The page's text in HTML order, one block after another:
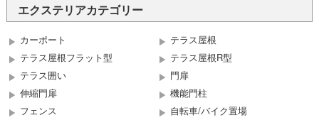
エクステリアカテゴリー
カーポート
テラス屋根
テラス屋根フラット型
テラス屋根R型
テラス囲い
門扉
伸縮門扉
機能門柱
フェンス
自転車/バイク置場